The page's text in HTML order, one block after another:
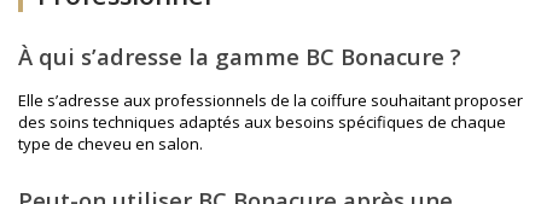
À qui s’adresse la gamme BC Bonacure ?
Elle s’adresse aux professionnels de la coiffure souhaitant proposer
des soins techniques adaptés aux besoins spécifiques de chaque
type de cheveu en salon.